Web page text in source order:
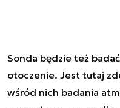
Sonda będzie też
otoczenie. Jest tutaj
wśród nich badania